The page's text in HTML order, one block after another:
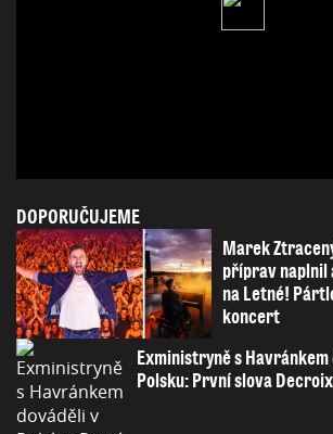
DOPORUČUJEME
Marek
příprav
na Letné!
koncert
Exministryně s
Polsku: První slova